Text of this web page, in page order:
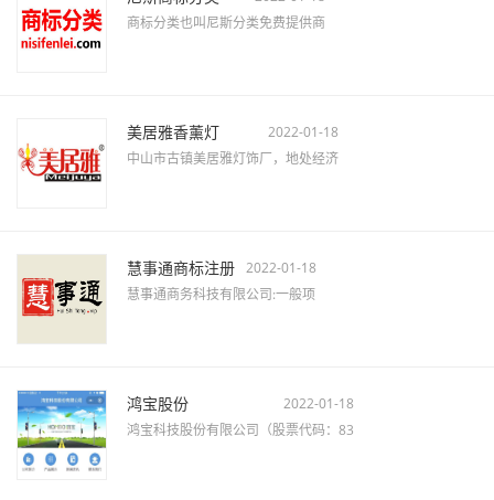
商标分类也叫尼斯分类免费提供商
美居雅香薰灯
2022-01-18
中山市古镇美居雅灯饰厂，地处经济
慧事通商标注册 2022-01-18
慧事通商务科技有限公司:一般项
鸿宝股份
2022-01-18
鸿宝科技股份有限公司（股票代码：83